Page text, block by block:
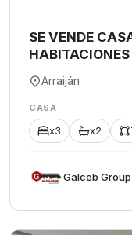
SE VENDE
Arraiján
CASA
x3 x2